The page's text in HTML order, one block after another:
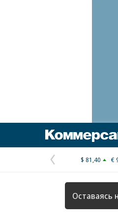
Предыдущая
страница
$ 81,40 €
Оставаясь